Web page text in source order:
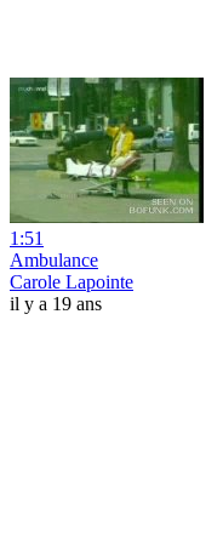
1:51
Ambulance
Carole Lapointe
il y a 19 ans